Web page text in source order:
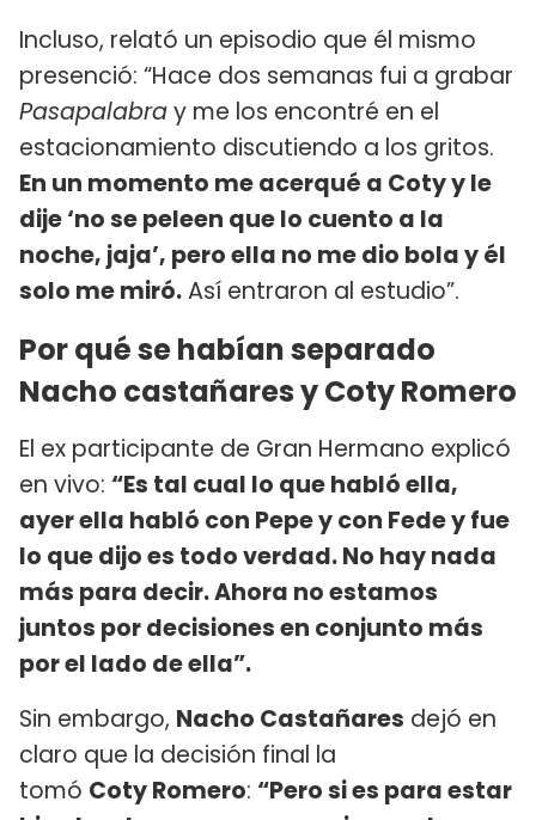
Incluso, relató un episodio que él mismo
presenció: “Hace dos semanas fui a grabar
Pasapalabray me los encontré en el
estacionamiento discutiendo a los gritos.
En un momento me acerqué a Coty y le
dije ‘no se peleen que lo cuento a la
noche, jaja’, pero ella no me dio bola y él
solo me miró.Así entraron al estudio”.
Por qué se habían separado
Nacho castañares y Coty Romero
El ex participante de Gran Hermano explicó
en vivo: “Es tal cual lo que habló ella,
ayer ella habló con Pepe y con Fede y fue
lo que dijo es todo verdad. No hay nada
más para decir. Ahora no estamos
juntos por decisiones en conjunto más
por el lado de ella”.
Sin embargo, Nacho Castañares dejó en
claro que la decisión final la
tomó Coty Romero: “Pero si es para estar